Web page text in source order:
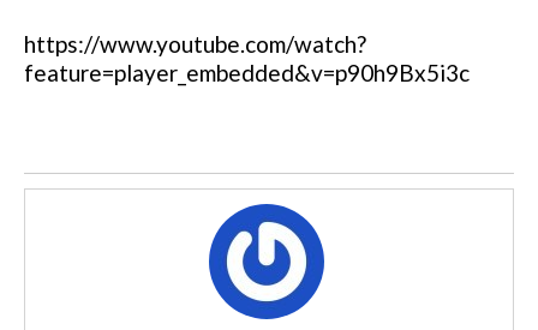
https://www.youtube.com/watch?
feature=player_embedded&v=p90h9Bx5i3c